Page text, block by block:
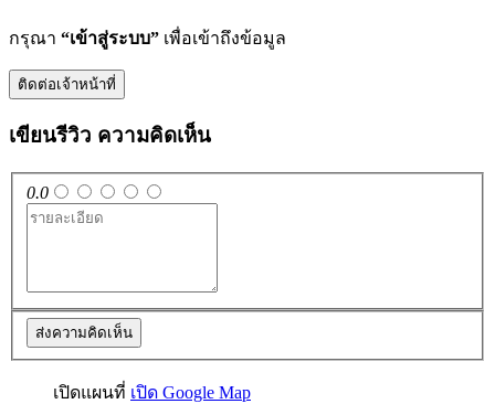
กรุณา “เข้าสู่ระบบ” เพื่อเข้าถึงข้อมูล
ติดต่อเจ้าหน้าที่
เขียนรีวิว ความคิดเห็น
0.0
ส่งความคิดเห็น
เปิดแผนที่ เปิด Google Map